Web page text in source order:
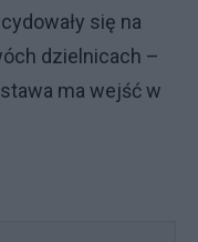
się na
dzielnicach –
ma wejść w